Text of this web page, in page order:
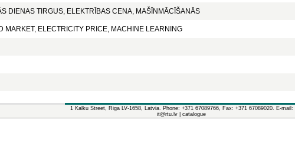
DIENAS TIRGUS, ELEKTRĪBAS CENA, MAŠĪNMĀCĪŠANĀS
MARKET, ELECTRICITY PRICE, MACHINE LEARNING
1 Kalku Street, Riga LV-1658, Latvia. Phone: +371 67089766, Fax: +371 67089020. E-mail:
it@rtu.lv | catalogue